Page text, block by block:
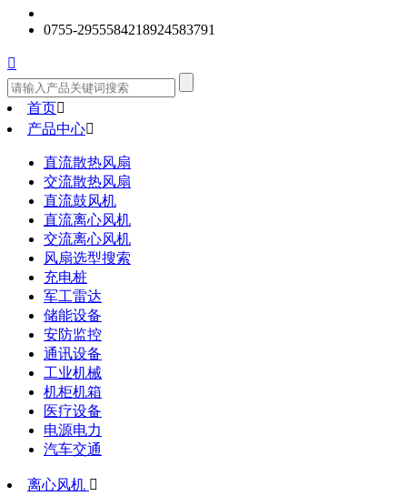
0755-2955584218924583791

首页
产品中心
直流散热风扇
交流散热风扇
直流鼓风机
直流离心风机
交流离心风机
风扇选型搜索
充电桩
军工雷达
储能设备
安防监控
通讯设备
工业机械
机柜机箱
医疗设备
电源电力
汽车交通
离心风机 